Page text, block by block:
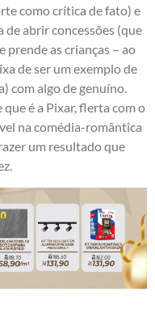
como crítica de fato) e
de abrir concessões (que
prende as crianças – ao
de ser um exemplo de
com algo de genuíno.
é a Pixar, flerta com o
na comédia-romântica
um resultado que